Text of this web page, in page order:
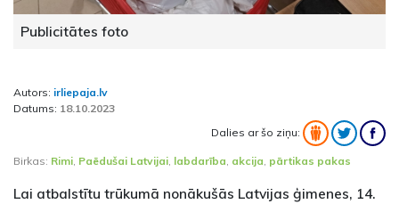
Publicitātes foto
Autors: irliepaja.lv
Datums: 18.10.2023
Dalies ar šo ziņu:
Birkas: Rimi, Paēdušai Latvijai, labdarība, akcija, pārtikas pakas
Lai atbalstītu trūkumā nonākušās Latvijas ģimenes, 14.